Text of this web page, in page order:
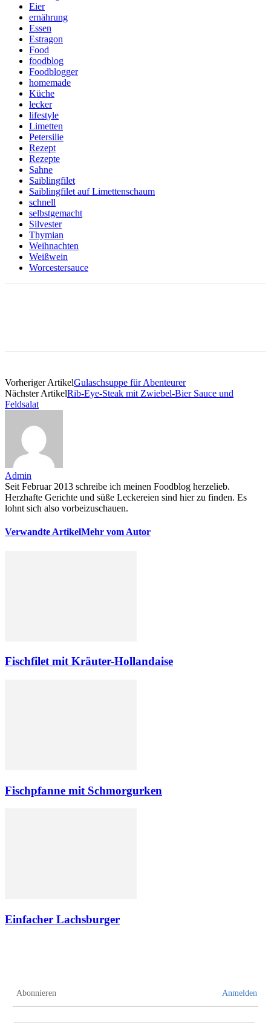
Eier
ernährung
Essen
Estragon
Food
foodblog
Foodblogger
homemade
Küche
lecker
lifestyle
Limetten
Petersilie
Rezept
Rezepte
Sahne
Saiblingfilet
Saiblingfilet auf Limettenschaum
schnell
selbstgemacht
Silvester
Thymian
Weihnachten
Weißwein
Worcestersauce
Vorheriger ArtikelGulaschsuppe für Abenteurer
Nächster ArtikelRib-Eye-Steak mit Zwiebel-Bier Sauce und
Feldsalat
Admin
Seit Februar 2013 schreibe ich meinen Foodblog herzelieb.
Herzhafte Gerichte und süße Leckereien sind hier zu finden. Es
lohnt sich also vorbeizuschauen.
Verwandte ArtikelMehr vom Autor
Fischfilet mit Kräuter-Hollandaise
Fischpfanne mit Schmorgurken
Einfacher Lachsburger
Abonnieren Anmelden